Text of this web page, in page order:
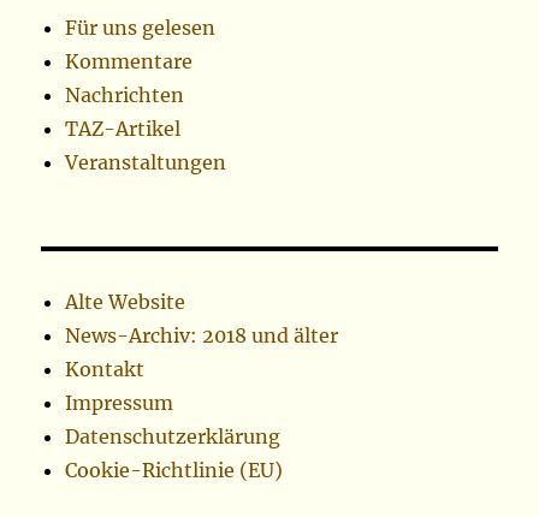
Für uns gelesen
Kommentare
Nachrichten
TAZ-Artikel
Veranstaltungen
Alte Website
News-Archiv: 2018 und älter
Kontakt
Impressum
Datenschutzerklärung
Cookie-Richtlinie (EU)